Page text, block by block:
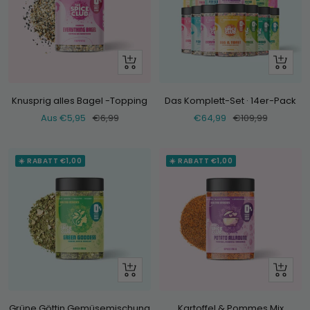
Schau
Knusprig alles Bagel -Topping
Verkaufspreis
Aus €5,95 Normaler
€6,99
+
Das Komplett-Set · 14er-Pack
Verkaufspreis
€64,99 Normaler
€109,99
☀️ RABATT €1,00
Schau
☀️ RABATT €1,00
Schau